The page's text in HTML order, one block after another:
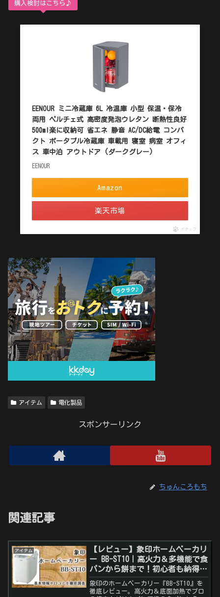
購入検討はこちら♪
EENOUR ミニ冷蔵庫 6L 冷温庫 小型 保温・保冷
両用 ペルチェ式 高密度発泡ウレタン 断熱性良好
500ml楽に収納可 省エネ 静音 AC/DC給電 コンパ
クト ポータブル冷蔵庫 車載用 寝室 病室 オフィ
ス 車中泊 アウトドア (ダークグレー)
EENOUR
Amazon
楽天市場
ポチップ
アイテム 電化製品
スポンサーリンク
ちゅんころもち
関連記事
アイテム
【レビュー】象印ホームベーカリ
ー BB-ST10｜高火力＆多機能で食
パンから餅まで！初心者も納得の
一台とは？
象印のホームベーカリー『BB-ST10』を
徹底レビュー。高火力＆底面加熱でプロ